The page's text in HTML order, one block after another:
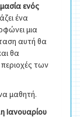
ενός
ένα
μια
αυτή θα
θα
των
μαθητή.
Ιανουαρίου